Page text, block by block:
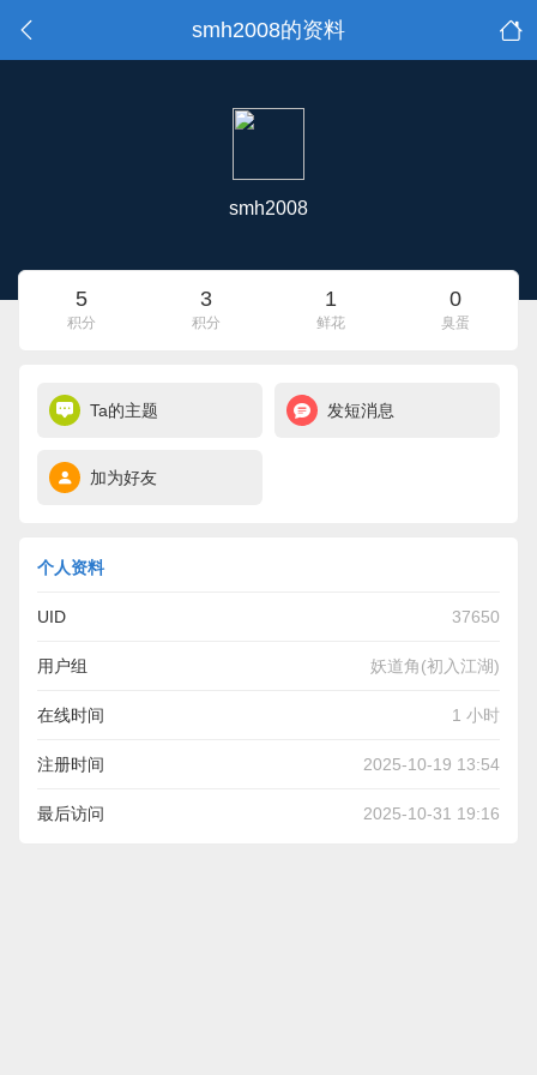
smh2008的资料
smh2008
5
积分
3
积分
1
鲜花
0
臭蛋
Ta的主题 发短消息
加为好友
个人资料
UID 37650
用户组 妖道角(初入江湖)
在线时间 1 小时
注册时间 2025-10-19 13:54
最后访问 2025-10-31 19:16